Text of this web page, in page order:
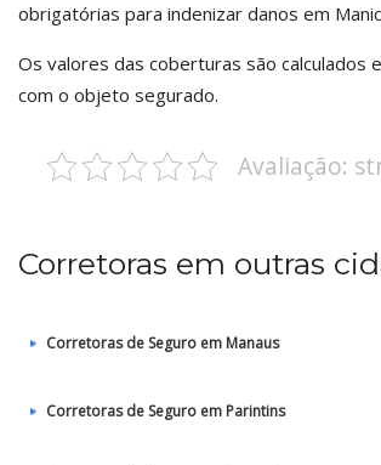
obrigatórias para indenizar danos em
Os valores das coberturas são calculados
com o objeto segurado.
Avaliação:
Corretoras em outras
Corretoras de Seguro em Manaus
Corretoras de Seguro em Parintins